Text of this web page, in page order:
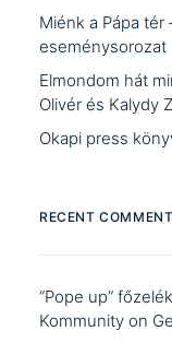
Miénk a Pápa
eseménysorozat
Elmondom hát
Olivér és Kalydy
Okapi press
RECENT
“Pope up”
Kommunity on